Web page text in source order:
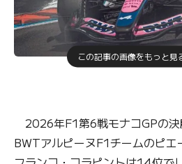
この記事の画像をもっと見
2026年F1第6戦モナコGPの決
BWTアルピーヌF1チームのピエ